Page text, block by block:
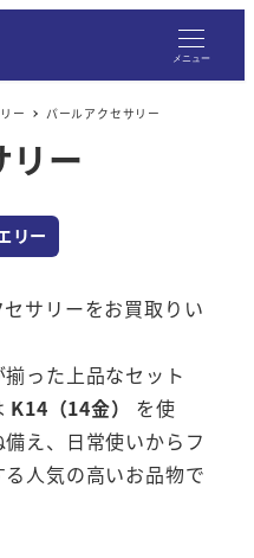
メニュー
ー パールアクセサリー
リー
リー
サリーをお買取りい
った上品なセット
K14（14金）
を使
え、日常使いからフ
人気の高いお品物で